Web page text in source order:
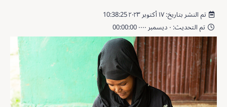
تم النشر بتاريخ: ١٧ أكتوبر ٢٠٢٣ 10:38:25
تم التحديث: ٠ ديسمبر ٠٠٠٠ 00:00:00